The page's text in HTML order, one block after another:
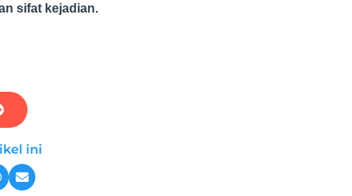
sifat kejadian.
ini